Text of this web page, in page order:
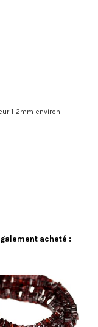
1-2mm environ
acheté :